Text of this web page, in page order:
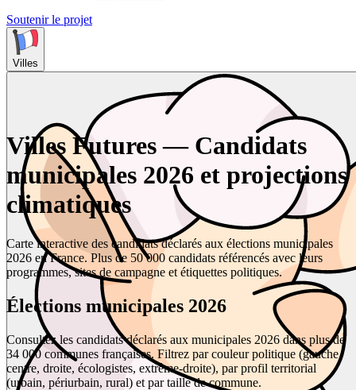
Soutenir le projet
Villes
Villes Futures — Candidats
municipales 2026 et projections
climatiques
Carte interactive des candidats déclarés aux élections municipales
2026 en France. Plus de 50 000 candidats référencés avec leurs
programmes, sites de campagne et étiquettes politiques.
Élections municipales 2026
Consultez les candidats déclarés aux municipales 2026 dans plus de
34 000 communes françaises. Filtrez par couleur politique (gauche,
centre, droite, écologistes, extrême-droite), par profil territorial
(urbain, périurbain, rural) et par taille de commune.